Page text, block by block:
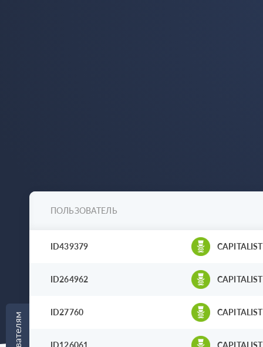
ПОЛЬЗОВАТЕЛЬ
ID439379 CAPITALIST
ID264962 CAPITALIST
ID27760 CAPITALIST
ID126061 CAPITALIST